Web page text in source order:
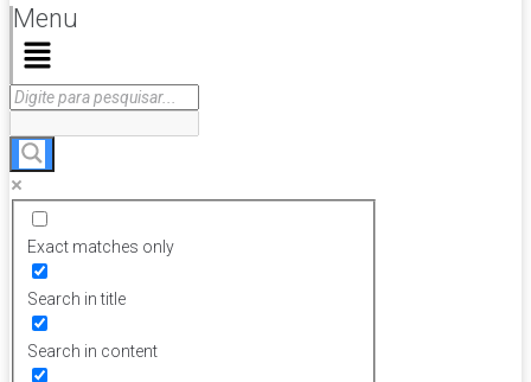
Menu
Exact matches only
Search in title
Search in content